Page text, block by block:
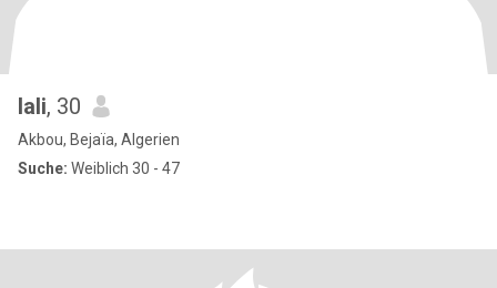
lali, 30
Akbou, Bejaïa, Algerien
Suche: Weiblich 30 - 47